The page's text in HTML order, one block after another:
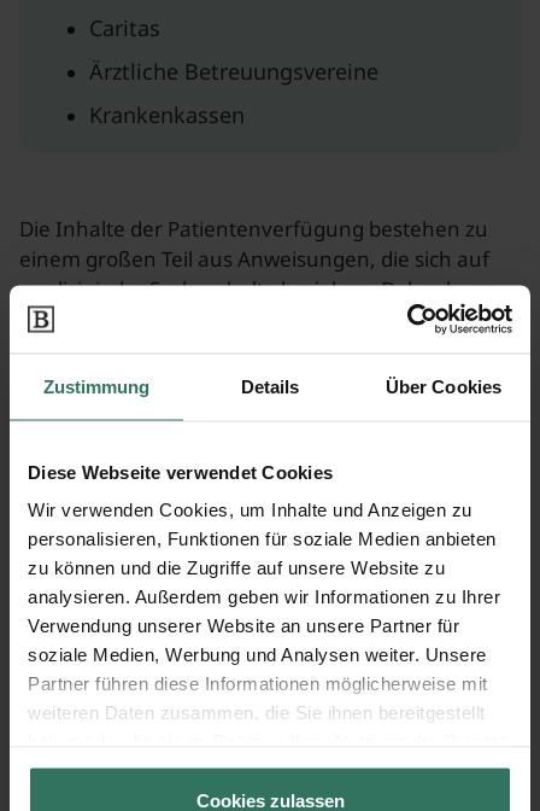
Zustimmung Details Über Cookies
Diese Webseite verwendet Cookies
Wir verwenden Cookies, um Inhalte und Anzeigen zu
personalisieren, Funktionen für soziale Medien anbieten
zu können und die Zugriffe auf unsere Website zu
analysieren. Außerdem geben wir Informationen zu Ihrer
Verwendung unserer Website an unsere Partner für
soziale Medien, Werbung und Analysen weiter. Unsere
Partner führen diese Informationen möglicherweise mit
weiteren Daten zusammen, die Sie ihnen bereitgestellt
gesammelt haben.
Cookies zulassen
Caritas
Ärztliche Betreuungsvereine
Krankenkassen
Die Inhalte der Patientenverfügung bestehen zu
einem großen Teil aus Anweisungen, die sich auf
medizinische Sachverhalte beziehen. Daher kann
es hilfreich sein, einen
Arzt um Unterstützung zu
Formulierungen der Verfügung in den adäquaten
Ausführungen lediglich einen ersten Überblick zum
Thema Patientenverfügung bieten sollen und keine
juristische Beratung ersetzen.
Orientierung und eine erste
Informationsquelle für Menschen, die
möchten, kann zudem eineVorlagesein.
Sie können daher einkostenloses Muster